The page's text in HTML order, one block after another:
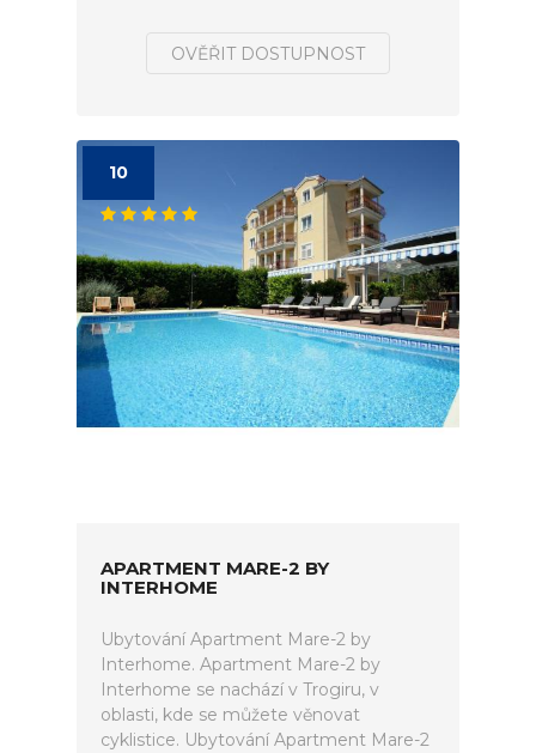
OVĚŘIT DOSTUPNOST
10
APARTMENT MARE-2 BY
INTERHOME
Ubytování Apartment Mare-2 by
Interhome. Apartment Mare-2 by
Interhome se nachází v Trogiru, v
oblasti, kde se můžete věnovat
cyklistice. Ubytování Apartment Mare-2